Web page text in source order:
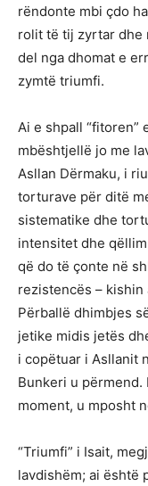
rëndonte mbi çdo
rolit të tij zyrtar dhe
del nga dhomat e
zymtë triumfi.
Ai e shpall “fitoren”
mbështjellë jo me
Asllan Dërmaku, i
torturave për ditë
sistematike dhe
intensitet dhe
që do të çonte në
rezistencës –
Përballë dhimbjes
jetike midis jetës
i copëtuar i Asllanit
Bunkeri u përmend.
moment, u mposht
“Triumfi” i Isait,
lavdishëm; ai është